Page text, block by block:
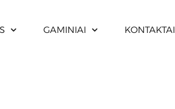
GAMINIAI KONTAKTAI